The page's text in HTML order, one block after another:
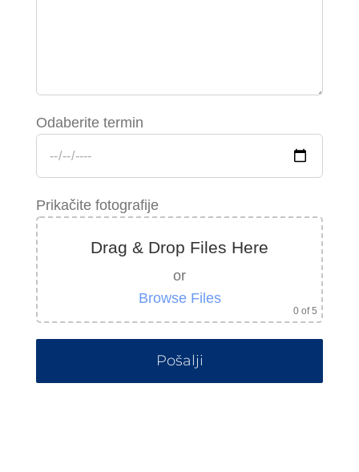
Odaberite termin
Prikačite fotografije
Drag & Drop Files Here
or
Browse Files
0 of 5